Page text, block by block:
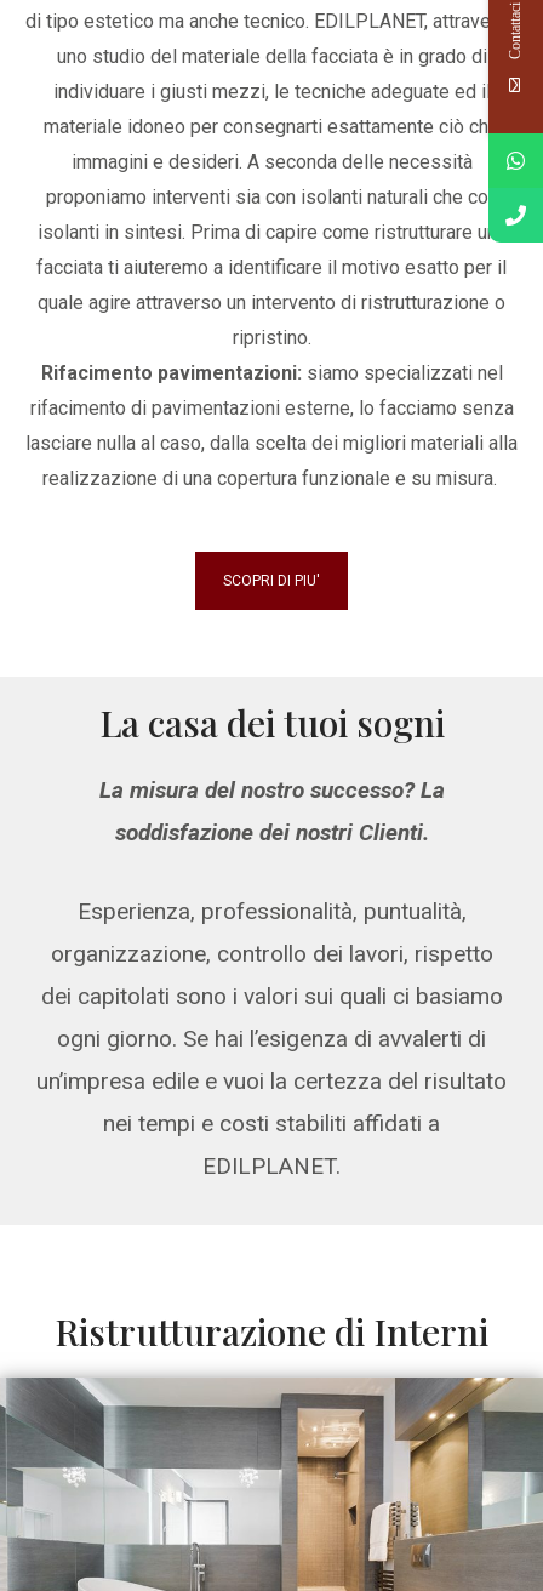
di tipo estetico ma anche tecnico. EDILPLANET, attraverso
uno studio del materiale della facciata è in grado di
individuare i giusti mezzi, le tecniche adeguate ed il
materiale idoneo per consegnarti esattamente ciò che
immagini e desideri. A seconda delle necessità
proponiamo interventi sia con isolanti naturali che con
isolanti in sintesi. Prima di capire come ristrutturare una
facciata ti aiuteremo a identificare il motivo esatto per il
quale agire attraverso un intervento di ristrutturazione o
ripristino.
Rifacimento pavimentazioni: siamo specializzati nel
rifacimento di pavimentazioni esterne, lo facciamo senza
lasciare nulla al caso, dalla scelta dei migliori materiali alla
realizzazione di una copertura funzionale e su misura.
SCOPRI DI PIU'
La casa dei tuoi sogni
La misura del nostro successo? La
soddisfazione dei nostri Clienti.
Esperienza, professionalità, puntualità,
organizzazione, controllo dei lavori, rispetto
dei capitolati sono i valori sui quali ci basiamo
ogni giorno. Se hai l’esigenza di avvalerti di
un’impresa edile e vuoi la certezza del risultato
nei tempi e costi stabiliti affidati a
EDILPLANET.
Ristrutturazione di Interni
Contattaci